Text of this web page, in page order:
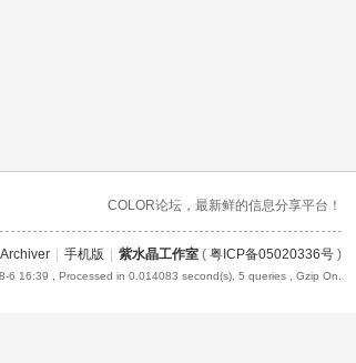
COLOR论坛，最新鲜的信息分享平台！
Archiver 手机版 紫水晶工作室( 粤ICP备05020336号)
6 16:39 , Processed in 0.014083 second(s), 5 queries , Gzip On.